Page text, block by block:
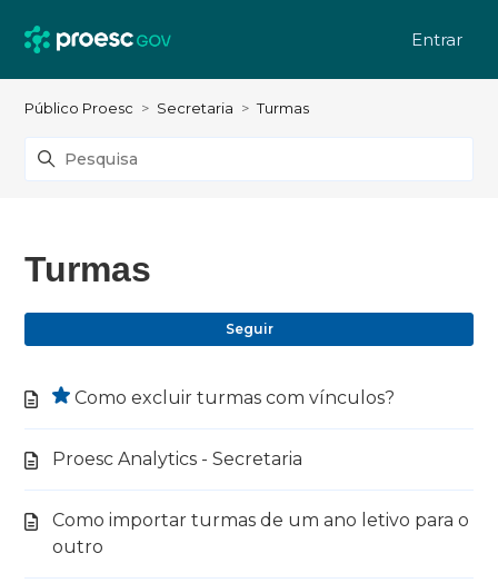
Entrar
Público Proesc Secretaria Turmas
Turmas
Seguir
Como excluir turmas com vínculos?
Proesc Analytics - Secretaria
Como importar turmas de um ano letivo para o
outro